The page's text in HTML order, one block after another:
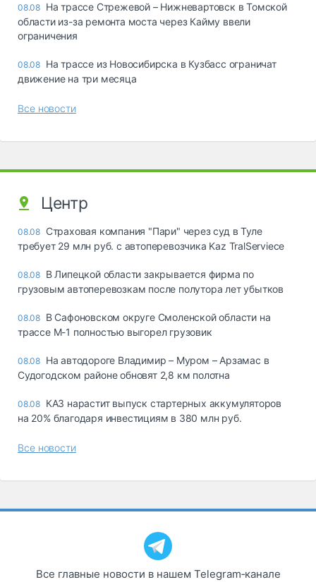
08.08 На трассе Стрежевой – Нижневартовск в Томской
области из-за ремонта моста через Кайму ввели
ограничения
08.08 На трассе из Новосибирска в Кузбасс ограничат
движение на три месяца
Все новости
Центр
08.08 Страховая компания "Пари" через суд в Туле
требует 29 млн руб. с автоперевозчика Kaz TralServiece
08.08 В Липецкой области закрывается фирма по
грузовым автоперевозкам после полутора лет убытков
08.08 В Сафоновском округе Смоленской области на
трассе М-1 полностью выгорел грузовик
08.08 На автодороге Владимир – Муром – Арзамас в
Судогодском районе обновят 2,8 км полотна
08.08 КАЗ нарастит выпуск стартерных аккумуляторов
на 20% благодаря инвестициям в 380 млн руб.
Все новости
Все главные новости в нашем Telegram‑канале